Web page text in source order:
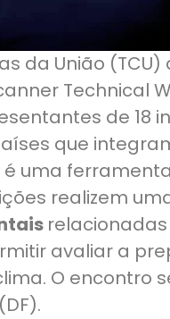
da União
Technical
de 18
que
é uma
realizem
avaliar a
O encontro